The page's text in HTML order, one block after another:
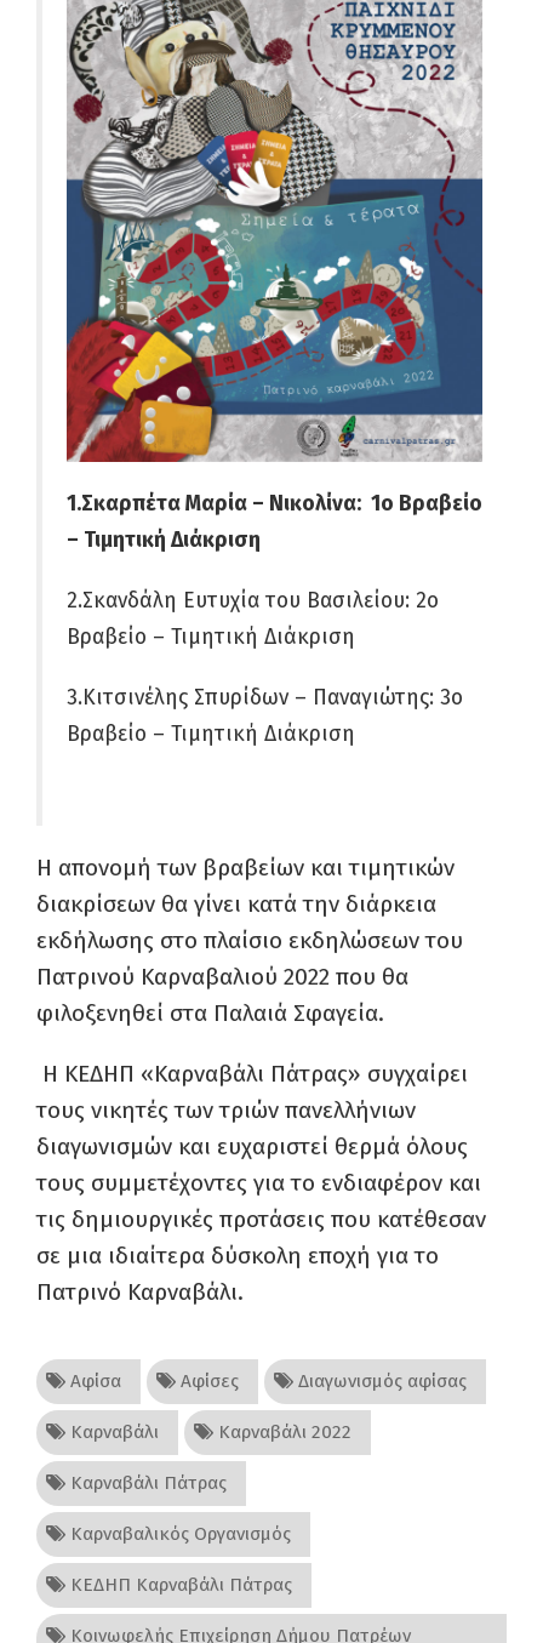
1.Σκαρπέτα Μαρία – Νικολίνα: 1ο Βραβείο
– Τιμητική Διάκριση
2.Σκανδάλη Ευτυχία του Βασιλείου: 2ο
Βραβείο – Τιμητική Διάκριση
3.Κιτσινέλης Σπυρίδων – Παναγιώτης: 3ο
Βραβείο – Τιμητική Διάκριση
Η απονομή των βραβείων και τιμητικών
διακρίσεων θα γίνει κατά την διάρκεια
εκδήλωσης στο πλαίσιο εκδηλώσεων του
Πατρινού Καρναβαλιού 2022 που θα
φιλοξενηθεί στα Παλαιά Σφαγεία.
Η ΚΕΔΗΠ «Καρναβάλι Πάτρας» συγχαίρει
τους νικητές των τριών πανελλήνιων
διαγωνισμών και ευχαριστεί θερμά όλους
τους συμμετέχοντες για το ενδιαφέρον και
τις δημιουργικές προτάσεις που κατέθεσαν
σε μια ιδιαίτερα δύσκολη εποχή για το
Πατρινό Καρναβάλι.
Αφίσα Αφίσες Διαγωνισμός αφίσας
Καρναβάλι Καρναβάλι 2022
Καρναβάλι Πάτρας
Καρναβαλικός Οργανισμός
ΚΕΔΗΠ Καρναβάλι Πάτρας
Κοινωφελής Επιχείρηση Δήμου Πατρέων